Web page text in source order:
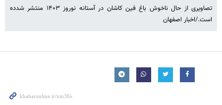
تصاویری از حال ناخوش باغ فین کاشان در آستانه نوروز ۱۴۰۳ منتشر شدده
است./اخبار اصفهان